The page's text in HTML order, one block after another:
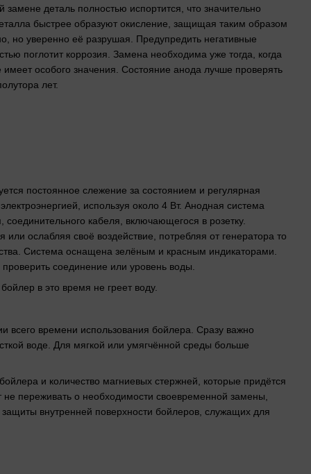
деталь полностью испортится, что значительно
быстрее образуют окисление, защищая таким образом
но уверенно её разрушая. Предупредить негативные
поглотит коррозия. Замена необходима уже тогда, когда
особого значения. Состояние анода лучше проверять
лет.
постоянное слежение за состоянием и регулярная
используя около 4 Вт. Анодная система
кабеля, включающегося в розетку.
ослабляя своё воздействие, потребляя от генератора то
Система оснащена зелёным и красным индикаторами.
соединение или уровень воды.
в это время не греет воду.
всего времени использования бойлера. Сразу важно
воде. Для мягкой или умягчённой среды больше
и количество магниевых стержней, которые придётся
не переживать о необходимости своевременной замены,
внутренней поверхности бойлеров, служащих для